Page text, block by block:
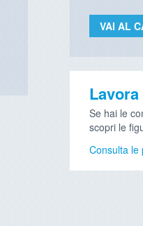
VAI AL
Se hai le
scopri le
Consulta le
Le tue preferenze